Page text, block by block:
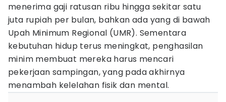
menerima gaji ratusan ribu hingga sekitar satu
juta rupiah per bulan, bahkan ada yang di bawah
Upah Minimum Regional (UMR). Sementara
kebutuhan hidup terus meningkat, penghasilan
minim membuat mereka harus mencari
pekerjaan sampingan, yang pada akhirnya
menambah kelelahan fisik dan mental.